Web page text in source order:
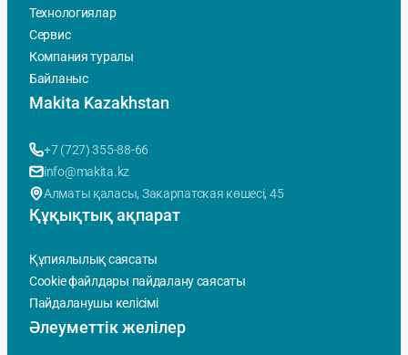
Технологиялар
Сервис
Компания туралы
Байланыс
Makita Kazakhstan
+7 (727) 355-88-66
info@makita.kz
Алматы қаласы, Закарпатская көшесi, 45
Құқықтық ақпарат
Құпиялылық саясаты
Cookie файлдары пайдалану саясаты
Пайдаланушы келісімі
Әлеуметтік желілер